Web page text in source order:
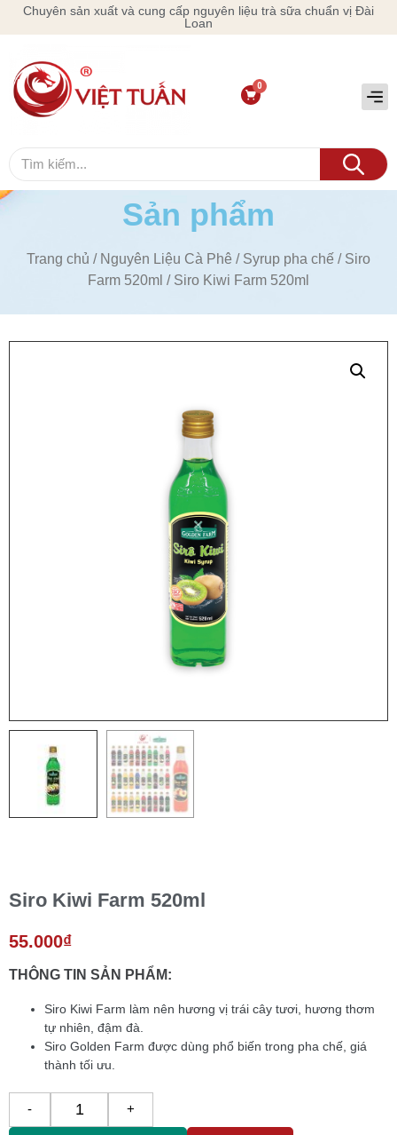
Chuyên sản xuất và cung cấp nguyên liệu trà sữa chuẩn vị Đài
Loan
Sản phẩm
Trang chủ / Nguyên Liệu Cà Phê / Syrup pha chế / Siro
Farm 520ml / Siro Kiwi Farm 520ml
Siro Kiwi Farm 520ml
55.000₫
THÔNG TIN SẢN PHẨM:
Siro Kiwi Farm làm nên hương vị trái cây tươi, hương thơm
tự nhiên, đậm đà.
Siro Golden Farm được dùng phổ biến trong pha chế, giá
thành tối ưu.
- +